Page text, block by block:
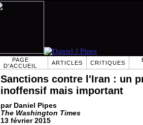
PAGE
D'ACCUEIL
ARTICLES CRITIQUES
Sanctions contre l'Iran : un
inoffensif mais important
par Daniel Pipes
The Washington Times
13 février 2015